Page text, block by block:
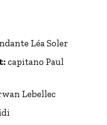
Léa Soler
capitano Paul
Lebellec